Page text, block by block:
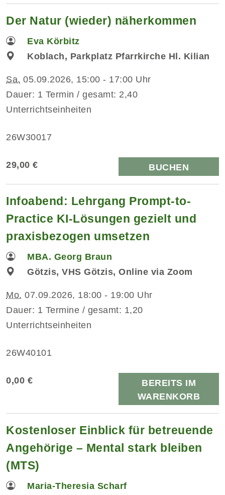
Der Natur (wieder) näherkommen
Eva Körbitz
Koblach, Parkplatz Pfarrkirche Hl. Kilian
Sa. 05.09.2026, 15:00 - 17:00 Uhr
Dauer: 1 Termin / gesamt: 2,40
Unterrichtseinheiten
26W30017
29,00 € BUCHEN
Infoabend: Lehrgang Prompt-to-
Practice KI-Lösungen gezielt und
praxisbezogen umsetzen
MBA. Georg Braun
Götzis, VHS Götzis, Online via Zoom
Mo. 07.09.2026, 18:00 - 19:00 Uhr
Dauer: 1 Termine / gesamt: 1,20
Unterrichtseinheiten
26W40101
0,00 €
BEREITS IM
WARENKORB
Kostenloser Einblick für betreuende
Angehörige – Mental stark bleiben
(MTS)
Maria-Theresia Scharf